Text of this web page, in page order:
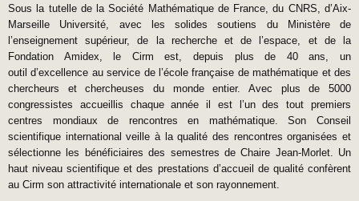
Sous la tutelle de la Société Mathématique de France, du CNRS, d’Aix-
Marseille Université, avec les solides soutiens du Ministère de
l’enseignement supérieur, de la recherche et de l’espace, et de la
Fondation Amidex, le Cirm est, depuis plus de 40 ans, un
outil d’excellence au service de l’école française de mathématique et des
chercheurs et chercheuses du monde entier. Avec plus de 5000
congressistes accueillis chaque année il est l’un des tout premiers
centres mondiaux de rencontres en mathématique. Son Conseil
scientifique international veille à la qualité des rencontres organisées et
sélectionne les bénéficiaires des semestres de Chaire Jean-Morlet. Un
haut niveau scientifique et des prestations d’accueil de qualité confèrent
au Cirm son attractivité internationale et son rayonnement.